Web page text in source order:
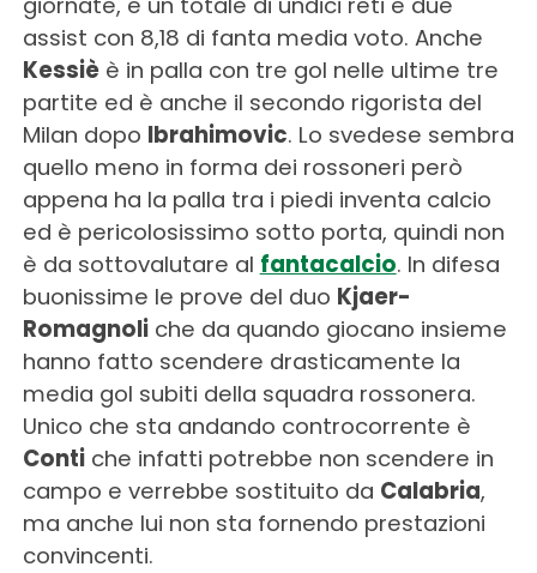
assist con 8,18 di fanta media voto. Anche
Kessièè in palla con tre gol nelle ultime tre
partite ed è anche il secondo rigorista del
Milan dopo Ibrahimovic. Lo svedese sembra
quello meno in forma dei rossoneri però
appena ha la palla tra i piedi inventa calcio
ed è pericolosissimo sotto porta, quindi non
è da sottovalutare al fantacalcio. In difesa
buonissime le prove del duo Kjaer-
Romagnoliche da quando giocano insieme
hanno fatto scendere drasticamente la
media gol subiti della squadra rossonera.
Unico che sta andando controcorrente è
Contiche infatti potrebbe non scendere in
campo e verrebbe sostituito da Calabria,
ma anche lui non sta fornendo prestazioni
convincenti.